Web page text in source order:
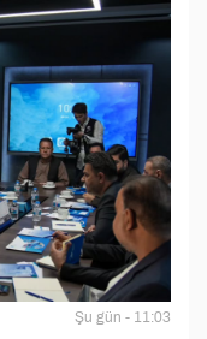
Şu gün - 11:03